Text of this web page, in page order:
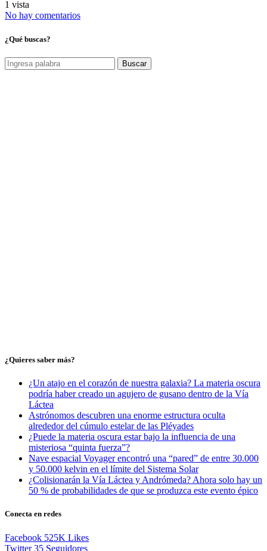
1 vista
No hay comentarios
¿Qué buscas?
Buscar
¿Quieres saber más?
¿Un atajo en el corazón de nuestra galaxia? La materia oscura
podría haber creado un agujero de gusano dentro de la Vía
Láctea
Astrónomos descubren una enorme estructura oculta
alrededor del cúmulo estelar de las Pléyades
¿Puede la materia oscura estar bajo la influencia de una
misteriosa “quinta fuerza”?
Nave espacial Voyager encontró una “pared” de entre 30.000
y 50.000 kelvin en el límite del Sistema Solar
¿Colisionarán la Vía Láctea y Andrómeda? Ahora solo hay un
50 % de probabilidades de que se produzca este evento épico
Conecta en redes
Facebook 525K Likes
Twitter 35 Seguidores